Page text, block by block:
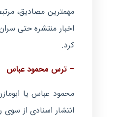
مهمترین مصادیق،
كرد.
– ترس محمود عباس
محمود عباس یا
انتشار اسنادی از